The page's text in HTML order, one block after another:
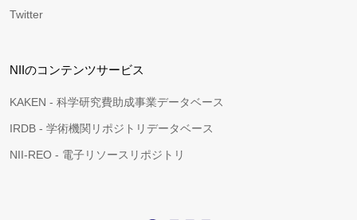
Twitter
NIIのコンテンツサービス
KAKEN - 科学研究費助成事業データベース
IRDB - 学術機関リポジトリデータベース
NII-REO - 電子リソースリポジトリ